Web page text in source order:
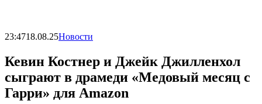
23:4718.08.25Новости
Кевин Костнер и Джейк Джилленхол
сыграют в драмеди «Медовый месяц с
Гарри» для Amazon